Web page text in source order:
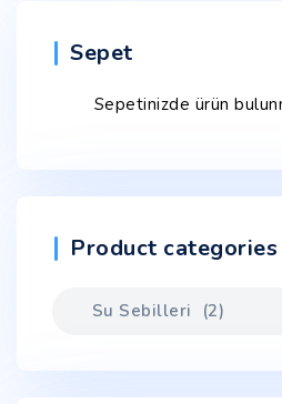
Sepet
Sepetinizde ürün
Product categories